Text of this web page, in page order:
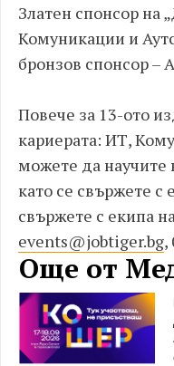
Златен спонсор на
Комуникации и
бронзов спонсор –
Повече за 13-ото
кариерата: ИТ,
можете да научите
като се свържете с
свържете с екипа
events@jobtiger.bg,
Още от